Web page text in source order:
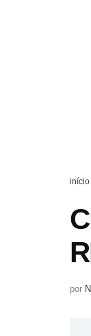
início
por